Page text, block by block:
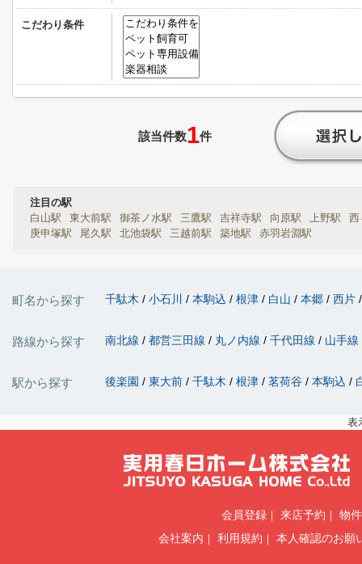
こだわり条件
該当件数1件
注目の駅
白山駅
東大前駅 御茶ノ水駅 三鷹駅 吉祥寺駅 向原駅 上野駅
西
庚申塚駅
尾久駅 北池袋駅 三越前駅 築地駅 赤羽岩淵駅
町名から探す 千駄木 小石川 本駒込 根津 白山 本郷 西片
路線から探す 南北線 都営三田線 丸ノ内線 千代田線 山手線
駅から探す 後楽園 東大前 千駄木 根津 茗荷谷 本駒込
表
会員登録 来店予約
物
会社案内
利用規約 本人確認のお願